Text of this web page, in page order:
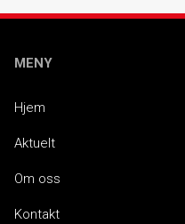
MENY
Hjem
Aktuelt
Om oss
Kontakt